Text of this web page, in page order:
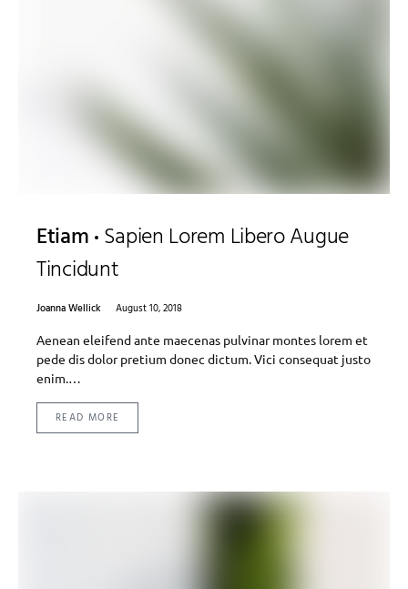
Etiam Sapien Lorem Libero Augue
Tincidunt
Joanna Wellick
August 10, 2018
Aenean eleifend ante maecenas pulvinar montes lorem et
pede dis dolor pretium donec dictum. Vici consequat justo
enim.…
READ MORE